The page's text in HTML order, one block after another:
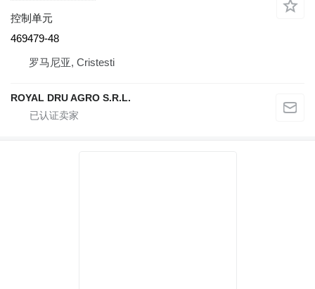
控制单元
469479-48
罗马尼亚, Cristesti
ROYAL DRU AGRO S.R.L.